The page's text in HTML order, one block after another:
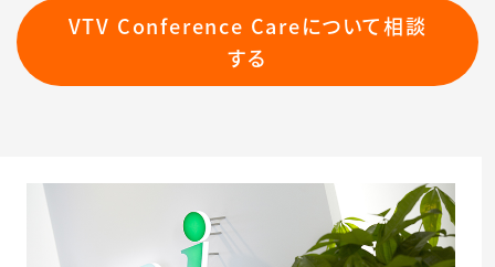
VTV Conference Careについて相談
する